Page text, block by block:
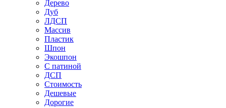
Дерево
Дуб
ЛДСП
Массив
Пластик
Шпон
Экошпон
С патиной
ДСП
Стоимость
Дешевые
Дорогие